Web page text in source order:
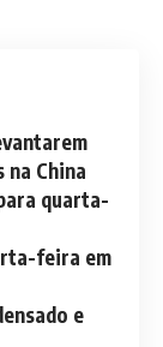
na China
quarta-
feira em
e